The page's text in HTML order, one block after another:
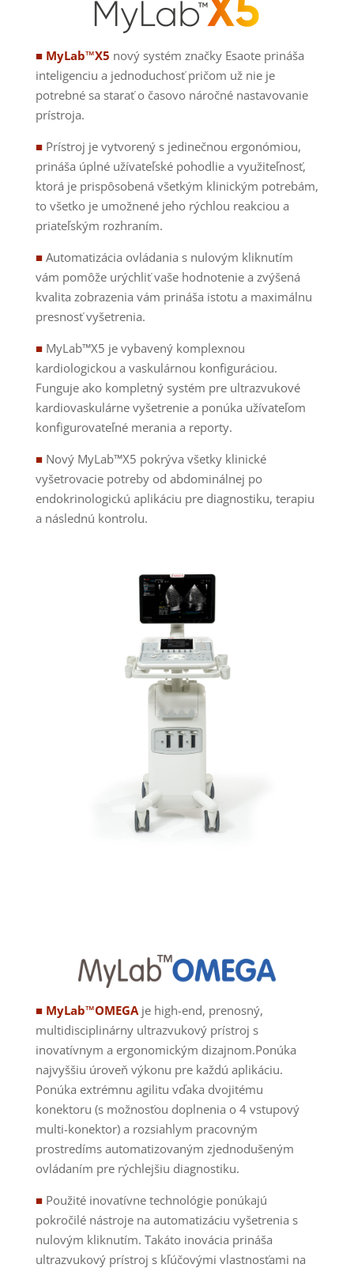
■ MyLab™X5 nový systém značky Esaote prináša
inteligenciu a jednoduchosť pričom už nie je
potrebné sa starať o časovo náročné nastavovanie
prístroja.
■ Prístroj je vytvorený s jedinečnou ergonómiou,
prináša úplné užívateľské pohodlie a využiteľnosť,
ktorá je prispôsobená všetkým klinickým potrebám,
to všetko je umožnené jeho rýchlou reakciou a
priateľským rozhraním.
■Automatizácia ovládania s nulovým kliknutím
vám pomôže urýchliť vaše hodnotenie a zvýšená
kvalita zobrazenia vám prináša istotu a maximálnu
presnosť vyšetrenia.
■MyLab™X5 je vybavený komplexnou
kardiologickou a vaskulárnou konfiguráciou.
Funguje ako kompletný systém pre ultrazvukové
kardiovaskulárne vyšetrenie a ponúka užívateľom
konfigurovateľné merania a reporty.
■Nový MyLab™X5 pokrýva všetky klinické
vyšetrovacie potreby od abdominálnej po
endokrinologickú aplikáciu pre diagnostiku, terapiu
a následnú kontrolu.
■ MyLab™OMEGA je high-end, prenosný,
multidisciplinárny ultrazvukový prístroj s
inovatívnym a ergonomickým dizajnom.Ponúka
najvyššiu úroveň výkonu pre každú aplikáciu.
Ponúka extrémnu agilitu vďaka dvojitému
konektoru (s možnosťou doplnenia o 4 vstupový
multi-konektor) a rozsiahlym pracovným
prostredíms automatizovaným zjednodušeným
ovládaním pre rýchlejšiu diagnostiku.
■ Použité inovatívne technológie ponúkajú
pokročilé nástroje na automatizáciu vyšetrenia s
nulovým kliknutím. Takáto inovácia prináša
ultrazvukový prístroj s kľúčovými vlastnosťami na